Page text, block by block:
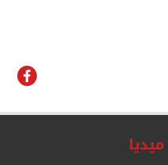
میدیا